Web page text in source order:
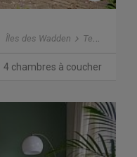
Îles des Wadden Terschelling
4 chambres à coucher
Next